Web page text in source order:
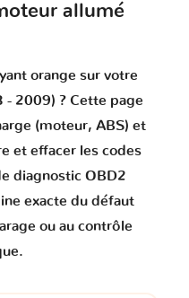
allumé
orange sur votre
- 2009) ? Cette page
(moteur, ABS) et
et effacer les codes
diagnostic OBD2
exacte du défaut
ou au contrôle